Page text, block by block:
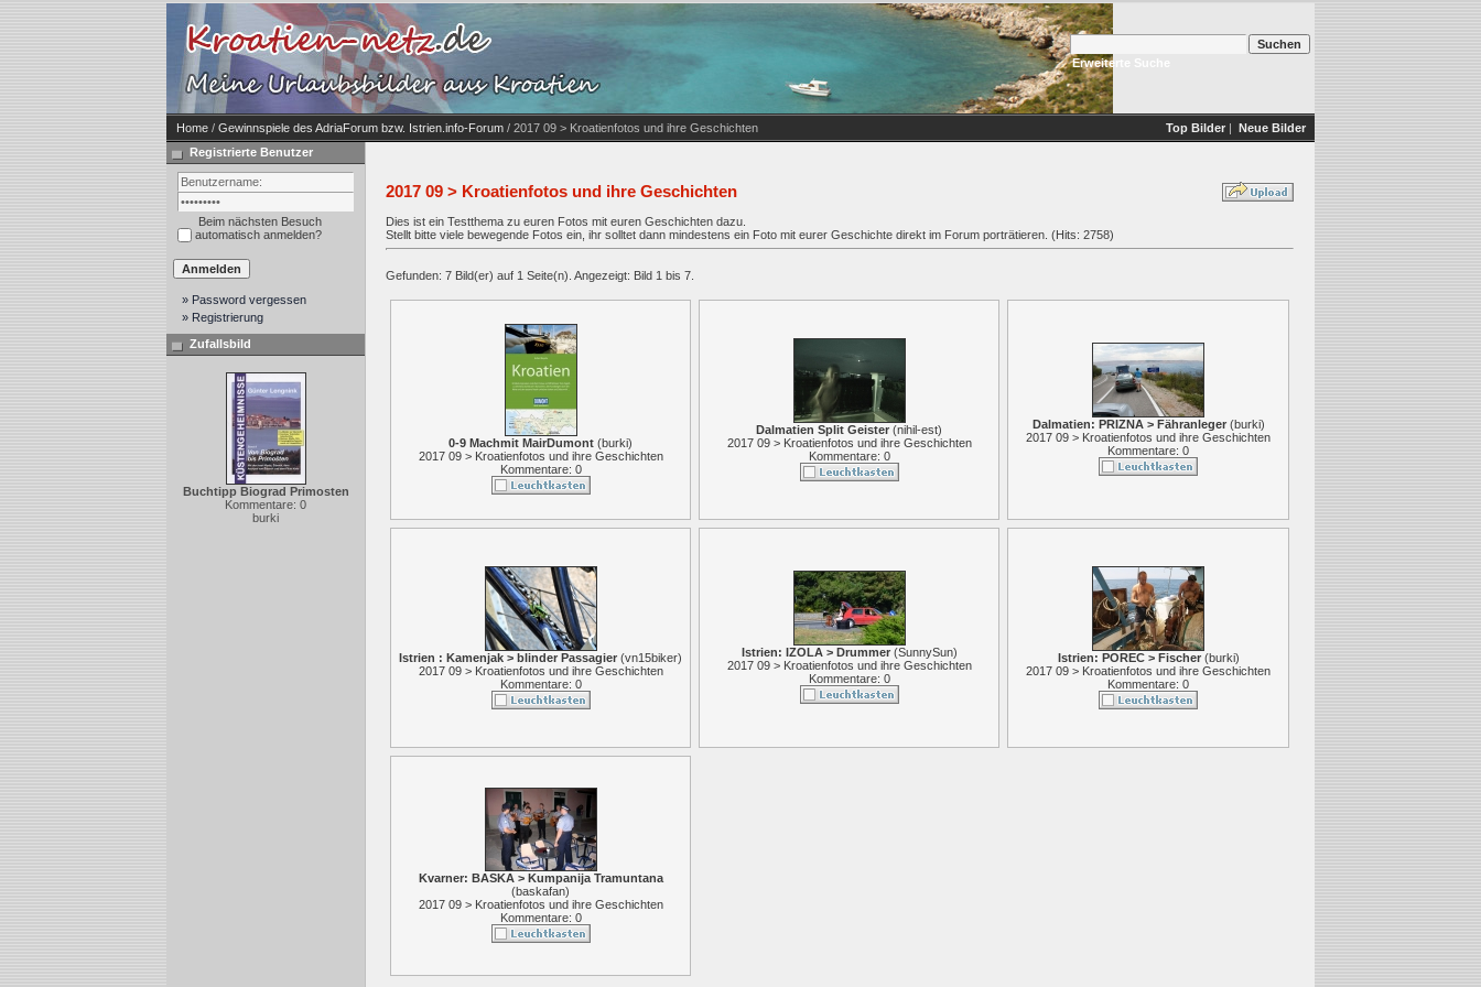
Erweiterte Suche
Home / Gewinnspiele des AdriaForum bzw. Istrien.info-Forum / 2017 09 > Kroatienfotos und ihre Geschichten Top Bilder | Neue Bilder
Registrierte Benutzer
Beim nächsten Besuch
automatisch anmelden?
» Password vergessen
» Registrierung
Zufallsbild
Buchtipp Biograd Primosten
Kommentare: 0
burki
2017 09 > Kroatienfotos und ihre Geschichten
Dies ist ein Testthema zu euren Fotos mit euren Geschichten dazu.
Stellt bitte viele bewegende Fotos ein, ihr solltet dann mindestens ein Foto mit eurer Geschichte direkt im Forum porträtieren. (Hits: 2758)
Gefunden: 7 Bild(er) auf 1 Seite(n). Angezeigt: Bild 1 bis 7.
0-9 Machmit MairDumont (burki)
2017 09 > Kroatienfotos und ihre Geschichten
Kommentare: 0
Dalmatien Split Geister (nihil-est)
2017 09 > Kroatienfotos und ihre Geschichten
Kommentare: 0
Dalmatien: PRIZNA > Fähranleger(burki)
2017 09 > Kroatienfotos und ihre Geschichten
Kommentare: 0
Istrien : Kamenjak > blinder Passagier (vn15biker)
2017 09 > Kroatienfotos und ihre Geschichten
Kommentare: 0
Istrien: IZOLA > Drummer(SunnySun)
2017 09 > Kroatienfotos und ihre Geschichten
Kommentare: 0
Istrien: POREC > Fischer(burki)
2017 09 > Kroatienfotos und ihre Geschichten
Kommentare: 0
Kvarner: BASKA > Kumpanija Tramuntana
(baskafan)
2017 09 > Kroatienfotos und ihre Geschichten
Kommentare: 0